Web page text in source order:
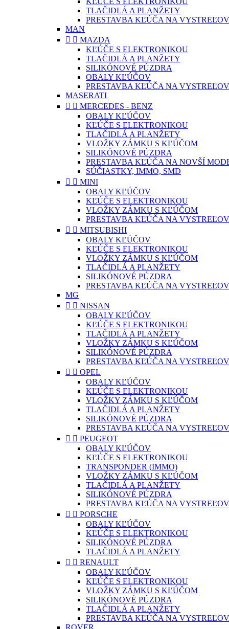
TLAČIDLÁ A PLANŽETY
PRESTAVBA KĽÚČA NA
MAN
  MAZDA
KĽÚČE S ELEKTRONIKOU
TLAČIDLÁ A PLANŽETY
SILIKÓNOVÉ PÚZDRA
OBALY KĽÚČOV
PRESTAVBA KĽÚČA NA
MASERATI
  MERCEDES - BENZ
OBALY KĽÚČOV
KĽÚČE S ELEKTRONIKOU
TLAČIDLÁ A PLANŽETY
VLOŽKY ZÁMKU S KĽÚČOM
SILIKÓNOVÉ PÚZDRA
PRESTAVBA KĽÚČA NA NOVŠÍ
SÚČIASTKY, IMMO, SMD
  MINI
OBALY KĽÚČOV
KĽÚČE S ELEKTRONIKOU
VLOŽKY ZÁMKU S KĽÚČOM
PRESTAVBA KĽÚČA NA
  MITSUBISHI
OBALY KĽÚČOV
KĽÚČE S ELEKTRONIKOU
VLOŽKY ZÁMKU S KĽÚČOM
TLAČIDLÁ A PLANŽETY
SILIKÓNOVÉ PÚZDRA
PRESTAVBA KĽÚČA NA
MG
  NISSAN
OBALY KĽÚČOV
KĽÚČE S ELEKTRONIKOU
TLAČIDLÁ A PLANŽETY
VLOŽKY ZÁMKU S KĽÚČOM
SILIKÓNOVÉ PÚZDRA
PRESTAVBA KĽÚČA NA
  OPEL
OBALY KĽÚČOV
KĽÚČE S ELEKTRONIKOU
VLOŽKY ZÁMKU S KĽÚČOM
TLAČIDLÁ A PLANŽETY
SILIKÓNOVÉ PÚZDRA
PRESTAVBA KĽÚČA NA
  PEUGEOT
OBALY KĽÚČOV
KĽÚČE S ELEKTRONIKOU
TRANSPONDER (IMMO)
VLOŽKY ZÁMKU S KĽÚČOM
TLAČIDLÁ A PLANŽETY
SILIKÓNOVÉ PÚZDRA
PRESTAVBA KĽÚČA NA
  PORSCHE
OBALY KĽÚČOV
KĽÚČE S ELEKTRONIKOU
SILIKÓNOVÉ PÚZDRA
TLAČIDLÁ A PLANŽETY
  RENAULT
OBALY KĽÚČOV
KĽÚČE S ELEKTRONIKOU
VLOŽKY ZÁMKU S KĽÚČOM
SILIKÓNOVÉ PÚZDRA
TLAČIDLÁ A PLANŽETY
PRESTAVBA KĽÚČA NA
ROVER